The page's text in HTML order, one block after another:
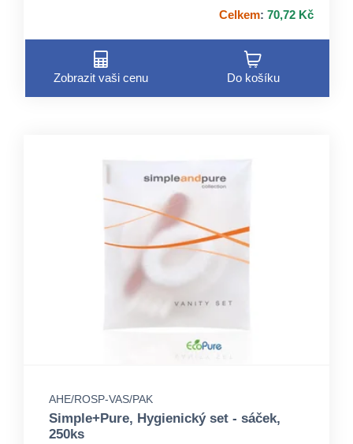
Celkem: 70,72 Kč
Zobrazit vaši cenu Do košíku
AHE/ROSP-VAS/PAK
Simple+Pure, Hygienický set - sáček,
250ks